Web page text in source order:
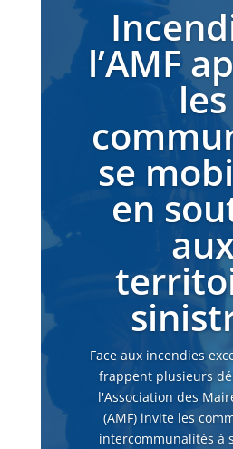
l’AMF
les
se
en
Face aux incendies
frappent plusieurs
l'Association des
(AMF) invite les
intercommunalités à